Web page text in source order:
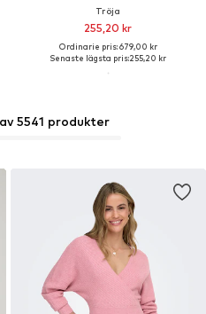
Tröja
255,20 kr
Ordinarie pris: 679,00 kr
Senaste lägsta pris:255,20 kr
5541 produkter